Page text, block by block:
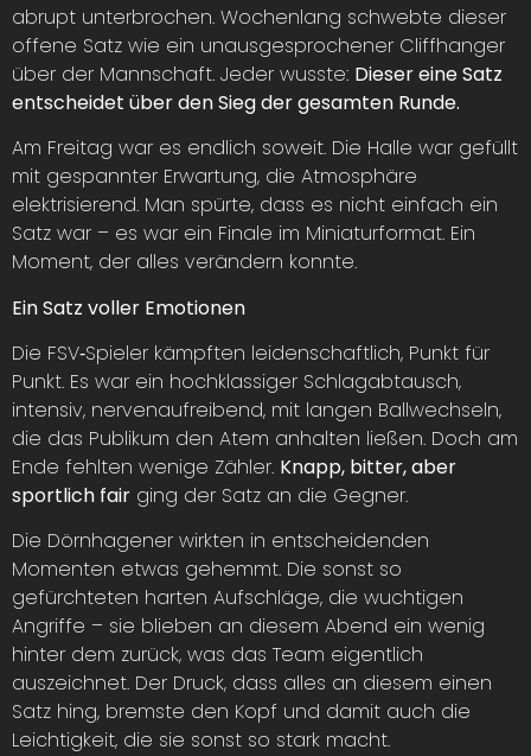
abrupt unterbrochen. Wochenlang schwebte dieser
offene Satz wie ein unausgesprochener Cliffhanger
über der Mannschaft. Jeder wusste: Dieser eine Satz
entscheidet über den Sieg der gesamten Runde.
Am Freitag war es endlich soweit. Die Halle war gefüllt
mit gespannter Erwartung, die Atmosphäre
elektrisierend. Man spürte, dass es nicht einfach ein
Satz war – es war ein Finale im Miniaturformat. Ein
Moment, der alles verändern konnte.
Ein Satz voller Emotionen
Die FSV‑Spieler kämpften leidenschaftlich, Punkt für
Punkt. Es war ein hochklassiger Schlagabtausch,
intensiv, nervenaufreibend, mit langen Ballwechseln,
die das Publikum den Atem anhalten ließen. Doch am
Ende fehlten wenige Zähler. Knapp, bitter, aber
sportlich fair ging der Satz an die Gegner.
Die Dörnhagener wirkten in entscheidenden
Momenten etwas gehemmt. Die sonst so
gefürchteten harten Aufschläge, die wuchtigen
Angriffe – sie blieben an diesem Abend ein wenig
hinter dem zurück, was das Team eigentlich
auszeichnet. Der Druck, dass alles an diesem einen
Satz hing, bremste den Kopf und damit auch die
Leichtigkeit, die sie sonst so stark macht.